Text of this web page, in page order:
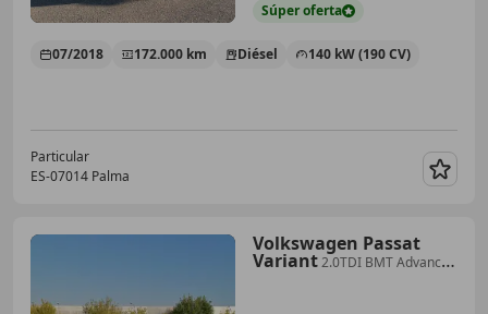
Súperoferta
07/2018 172.000 km Diésel 140 kW (190 CV)
Particular
ES-07014 Palma
Volkswagen Passat
Variant2.0TDI BMT Advance